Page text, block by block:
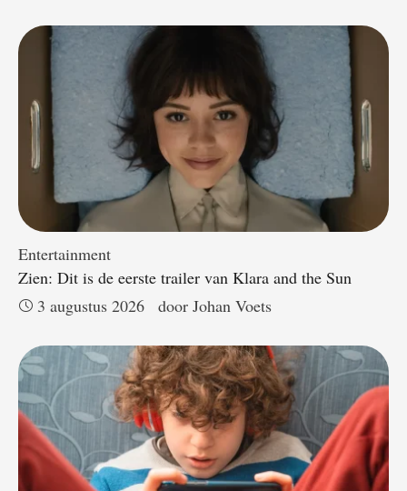
Entertainment
Zien: Dit is de eerste trailer van Klara and the Sun
3 augustus 2026
door Johan Voets